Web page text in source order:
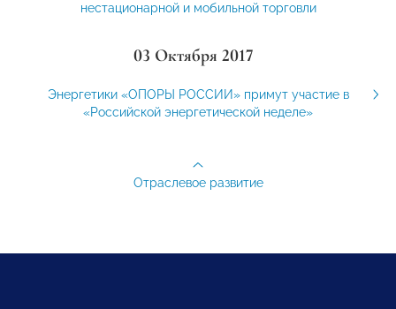
нестационарной и мобильной торговли
03 Октября 2017
Энергетики «ОПОРЫ РОССИИ» примут участие в
«Российской энергетической неделе»
Отраслевое развитие